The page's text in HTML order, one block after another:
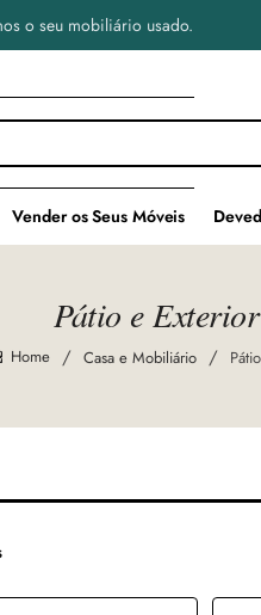
o seu mobiliário usado.
Vender os Seus Móveis
Pátio e Exterior
Casa e Mobiliário